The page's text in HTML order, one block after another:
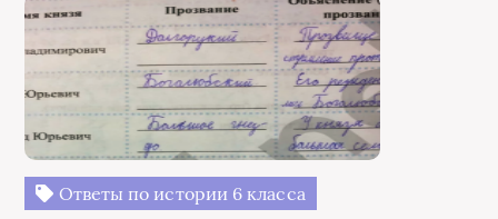
Ответы по истории 6 класса